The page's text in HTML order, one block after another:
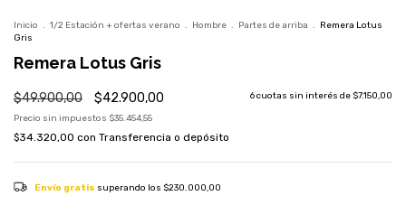
Inicio . 1/2 Estación + ofertas verano . Hombre . Partes de arriba . Remera Lotus
Gris
Remera Lotus Gris
$49.900,00 $42.900,00 6cuotas sin interés de $7.150,00
Precio sin impuestos $35.454,55
$34.320,00 con Transferencia o depósito
Envío gratis superando los $230.000,00